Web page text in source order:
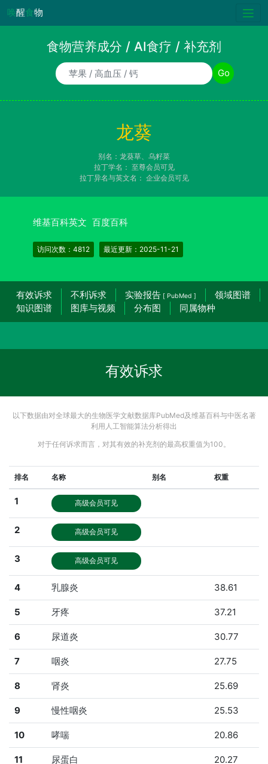
唤醒食物
食物营养成分 / AI食疗 / 补充剂
食物/AI食疗诉求/补充剂名称 Go
龙葵
别名：龙葵草、乌籽菜
拉丁学名： 至尊会员可见
拉丁异名与英文名： 企业会员可见
维基百科英文 百度百科
访问次数：4812 最近更新：2025-11-21
有效诉求 不利诉求 实验报告 [ PubMed ]
领域图谱
知识图谱
图库与视频 分布图 同属物种
有效诉求
以下数据由对全球最大的生物医学文献数据库PubMed及维基百科与中医名著
利用人工智能算法分析得出
对于任何诉求而言，对其有效的补充剂的最高权重值为100。
排名 名称 别名 权重
1 高级会员可见
2 高级会员可见
3 高级会员可见
4 乳腺炎 38.61
5 牙疼 37.21
6 尿道炎 30.77
7 咽炎 27.75
8 肾炎 25.69
9 慢性咽炎 25.53
10 哮喘 20.86
11 尿蛋白 20.27